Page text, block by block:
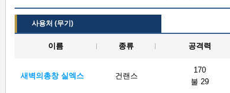
사용처 (무기)
이름 종류 공격력
새벽의총창 실엑스 건랜스
170
불 29